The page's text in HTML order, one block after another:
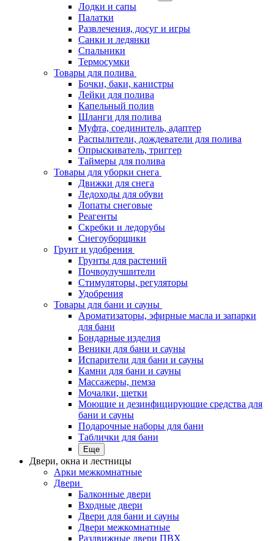
Лодки и сапы
Палатки
Развлечения, досуг и игры
Санки и ледянки
Спальники
Термосумки
Товары для полива
Бочки, баки, канистры
Лейки для полива
Капельный полив
Шланги для полива
Муфта, соединитель, адаптер
Распылители, дождеватели для полива
Опрыскиватель, триггер
Таймеры для полива
Товары для уборки снега
Движки для снега
Ледоходы для обуви
Лопаты снеговые
Реагенты
Скребки и ледорубы
Снегоуборщики
Грунт и удобрения
Грунты для растений
Почвоулучшители
Стимуляторы, регуляторы
Удобрения
Товары для бани и сауны
Ароматизаторы, эфирные масла и запарки
для бани
Бондарные изделия
Веники для бани и сауны
Испарители для бани и сауны
Камни для бани и сауны
Массажеры, пемза
Мочалки, щетки
Моющие и дезинфицирующие средства для
бани и сауны
Подарочные наборы для бани
Таблички для бани
Еще
Двери, окна и лестницы
Арки межкомнатные
Двери
Балконные двери
Входные двери
Двери для бани и сауны
Двери межкомнатные
Раздвижные двери ПВХ